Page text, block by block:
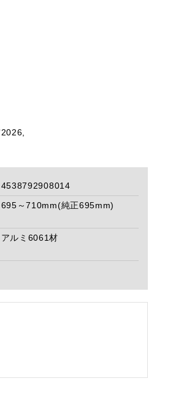
4538792908014
695～710mm(純正695mm)
アルミ6061材